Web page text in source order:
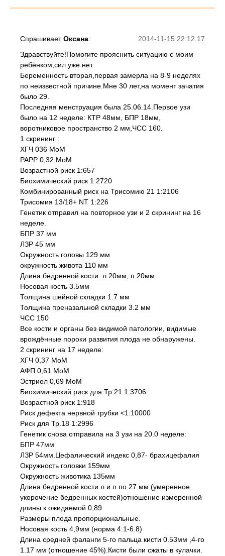
2014-11-15 22:12:17
СпрашиваетОксана:
Здравствуйте!Помогите прояснить ситуацию с моим
ребёнком,сил уже нет.
Беременность вторая,первая замерла на 8-9 неделях
по неизвестной причине.Мне 30 лет,на момент зачатия
было 29.
Последняя менструация была 25.06.14.Первое узи
было на 12 неделе: КТР 48мм, БПР 18мм,
воротниковое пространство 2 мм,ЧСС 160.
1 скрининг :
ХГЧ 036 МоМ
РАРР 0,32 МоМ
Возрастной риск 1:657
Биохимический риск 1:2720
Комбинированный риск на Трисомию 21 1:2106
Трисомия 13/18+ NT 1:226
Генетик отправил на повторное узи и 2 скрининг на 16
неделе.
БПР 37 мм
ЛЗР 45 мм
Окружность головы 129 мм
окружность живота 110 мм
Длина бедренной кости: л 20мм, п 20мм
Носовая кость 3.5мм
Толщина шейной складки 1.7 мм
Толщина преназальной складки 3.2 мм
ЧСС 150
Все кости и органы без видимой патологии, видимые
врождённые пороки развития плода не обнаружены.
2 скрининг на 17 неделе:
ХГЧ 0,37 МоМ
АФП 0,61 МоМ
Эстриол 0,69 МоМ
Биохимический риск для Тр.21 1:3706
Возрастной риск 1:918
Риск дефекта нервной трубки <1:10000
Риск для Тр.18 1:2996
Генетик снова отправила на 3 узи на 20.0 неделе:
БПР 47мм
ЛЗР 54мм.Цефалический индекс 0,87- брахицефалия
Окружность головки 159мм
Окружность животика 135мм
Длина бедренной кости л и п по 27 мм (умеренное
укорочение бедренных костей)отношение измеренной
длины к ожидаемой 0,89
Размеры плода пропорциональные.
Носовая кость 4,9мм (норма 4.1-6.8)
Длина средней фаланги 5-го пальца кисти 0.53мм ,4-го
1.17 мм (отношение 45%).Кисти были сжаты в кулачки.